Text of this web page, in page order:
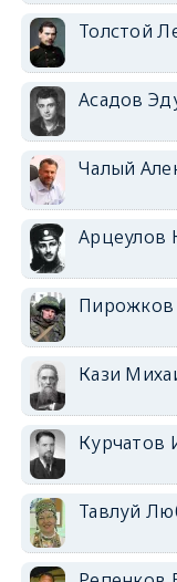
Толстой
Асадов
Чалый
Арцеулов
Пирожков
Кази
Курчатов
Тавлуй